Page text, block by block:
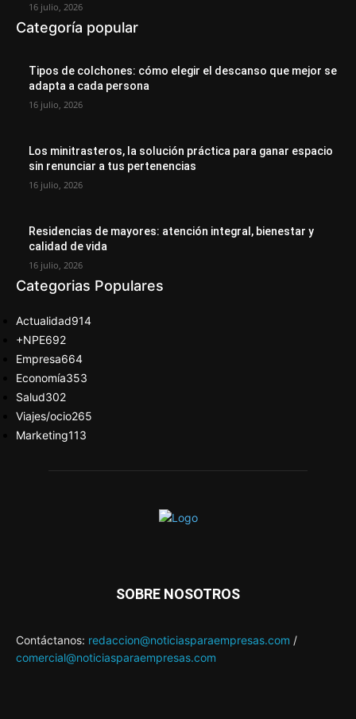
16 julio, 2026
Categoría popular
Tipos de colchones: cómo elegir el descanso que mejor se
adapta a cada persona
16 julio, 2026
Los minitrasteros, la solución práctica para ganar espacio
sin renunciar a tus pertenencias
16 julio, 2026
Residencias de mayores: atención integral, bienestar y
calidad de vida
16 julio, 2026
Categorias Populares
Actualidad914
+NPE692
Empresa664
Economía353
Salud302
Viajes/ocio265
Marketing113
SOBRE NOSOTROS
Contáctanos: redaccion@noticiasparaempresas.com /
comercial@noticiasparaempresas.com